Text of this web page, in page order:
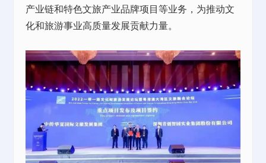
产业链和特色文旅产业品牌项目等业务，为推动文
化和旅游事业高质量发展贡献力量。